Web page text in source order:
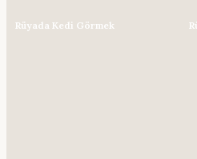
Rüyada Kedi Görmek